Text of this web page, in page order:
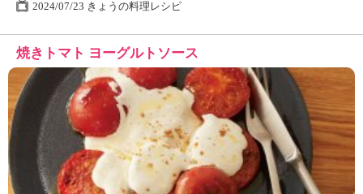
2024/07/23 きょうの料理レシピ
焼きトマト ヨーグルトソース